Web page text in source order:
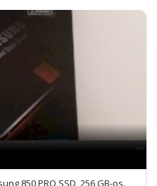
850 PRO SSD, 256 GB-os.